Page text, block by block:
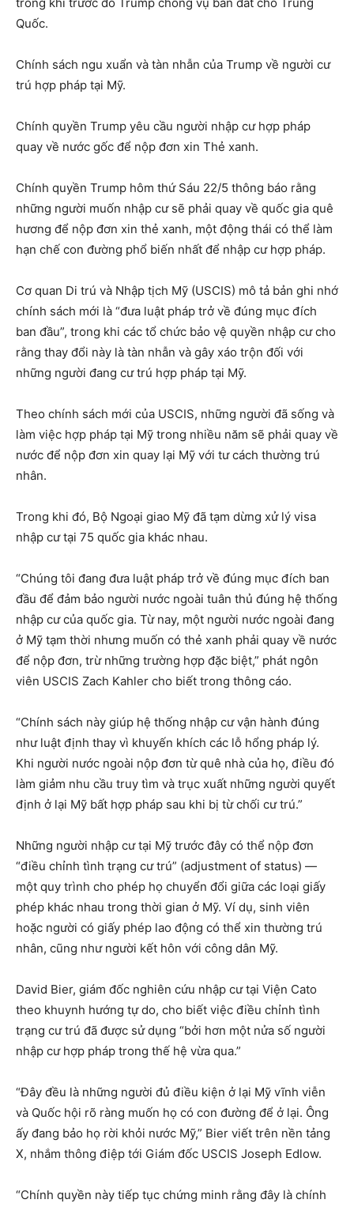
trong khi trước đó Trump chống vụ bán đất cho Trung
Quốc.
Chính sách ngu xuẩn và tàn nhẫn của Trump về người cư
trú hợp pháp tại Mỹ.
Chính quyền Trump yêu cầu người nhập cư hợp pháp
quay về nước gốc để nộp đơn xin Thẻ xanh.
Chính quyền Trump hôm thứ Sáu 22/5 thông báo rằng
những người muốn nhập cư sẽ phải quay về quốc gia quê
hương để nộp đơn xin thẻ xanh, một động thái có thể làm
hạn chế con đường phổ biến nhất để nhập cư hợp pháp.
Cơ quan Di trú và Nhập tịch Mỹ (USCIS) mô tả bản ghi nhớ
chính sách mới là “đưa luật pháp trở về đúng mục đích
ban đầu”, trong khi các tổ chức bảo vệ quyền nhập cư cho
rằng thay đổi này là tàn nhẫn và gây xáo trộn đối với
những người đang cư trú hợp pháp tại Mỹ.
Theo chính sách mới của USCIS, những người đã sống và
làm việc hợp pháp tại Mỹ trong nhiều năm sẽ phải quay về
nước để nộp đơn xin quay lại Mỹ với tư cách thường trú
nhân.
Trong khi đó, Bộ Ngoại giao Mỹ đã tạm dừng xử lý visa
nhập cư tại 75 quốc gia khác nhau.
“Chúng tôi đang đưa luật pháp trở về đúng mục đích ban
đầu để đảm bảo người nước ngoài tuân thủ đúng hệ thống
nhập cư của quốc gia. Từ nay, một người nước ngoài đang
ở Mỹ tạm thời nhưng muốn có thẻ xanh phải quay về nước
để nộp đơn, trừ những trường hợp đặc biệt,” phát ngôn
viên USCIS Zach Kahler cho biết trong thông cáo.
“Chính sách này giúp hệ thống nhập cư vận hành đúng
như luật định thay vì khuyến khích các lỗ hổng pháp lý.
Khi người nước ngoài nộp đơn từ quê nhà của họ, điều đó
làm giảm nhu cầu truy tìm và trục xuất những người quyết
định ở lại Mỹ bất hợp pháp sau khi bị từ chối cư trú.”
Những người nhập cư tại Mỹ trước đây có thể nộp đơn
“điều chỉnh tình trạng cư trú” (adjustment of status) —
một quy trình cho phép họ chuyển đổi giữa các loại giấy
phép khác nhau trong thời gian ở Mỹ. Ví dụ, sinh viên
hoặc người có giấy phép lao động có thể xin thường trú
nhân, cũng như người kết hôn với công dân Mỹ.
David Bier, giám đốc nghiên cứu nhập cư tại Viện Cato
theo khuynh hướng tự do, cho biết việc điều chỉnh tình
trạng cư trú đã được sử dụng “bởi hơn một nửa số người
nhập cư hợp pháp trong thế hệ vừa qua.”
“Đây đều là những người đủ điều kiện ở lại Mỹ vĩnh viễn
và Quốc hội rõ ràng muốn họ có con đường để ở lại. Ông
ấy đang bảo họ rời khỏi nước Mỹ,” Bier viết trên nền tảng
X, nhắm thông điệp tới Giám đốc USCIS Joseph Edlow.
“Chính quyền này tiếp tục chứng minh rằng đây là chính